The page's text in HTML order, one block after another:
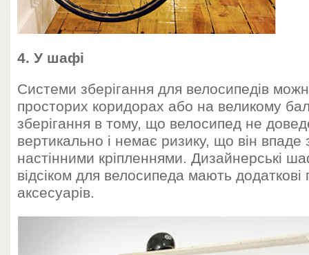
4. У шафі
Системи зберігання для велосипедів
просторих коридорах або на великому
зберігання в тому, що велосипед не
вертикально і немає ризику, що він впаде
настінними кріпленнями. Дизайнерські
відсіком для велосипеда мають додаткові
аксесуарів.